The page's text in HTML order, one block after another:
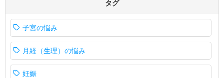
タグ
子宮の悩み
月経（生理）の悩み
妊娠